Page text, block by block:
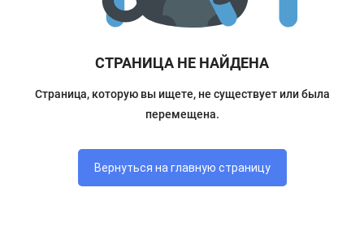
СТРАНИЦА НЕ НАЙДЕНА
Страница, которую вы ищете, не существует или была
перемещена.
Вернуться на главную страницу